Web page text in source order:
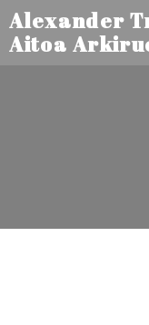
Alexander
Aitoa